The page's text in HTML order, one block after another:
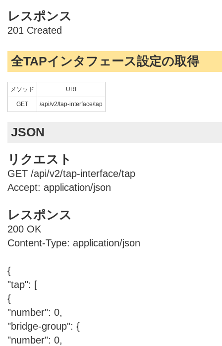
レスポンス
201 Created
全TAPインタフェース設定の取得
メソッド URI
GET /api/v2/tap-interface/tap
JSON
リクエスト
GET /api/v2/tap-interface/tap
Accept: application/json
レスポンス
200 OK
Content-Type: application/json
{
"tap": [
{
"number": 0,
"bridge-group": {
"number": 0,